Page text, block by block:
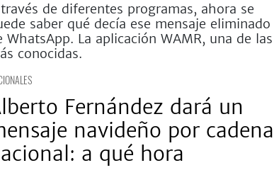
de diferentes programas, ahora se
saber qué decía ese mensaje eliminado
WhatsApp. La aplicación WAMR, una de las
conocidas.
Fernández dará un
navideño por cadena
a qué hora